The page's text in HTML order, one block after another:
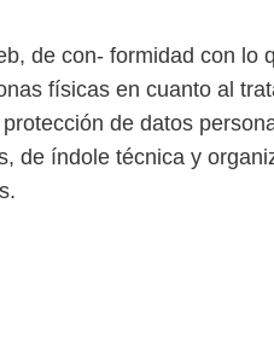
de con- formidad con lo
físicas en cuanto al
de datos
de índole técnica y